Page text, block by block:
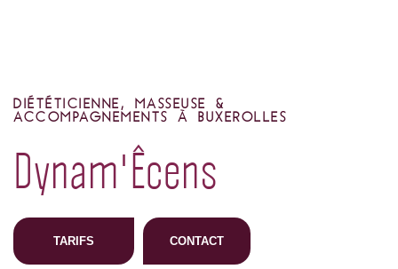
DIÉTÉTICIENNE, MASSEUSE &
ACCOMPAGNEMENTS À BUXEROLLES
Dynam'Êcens
TARIFS CONTACT